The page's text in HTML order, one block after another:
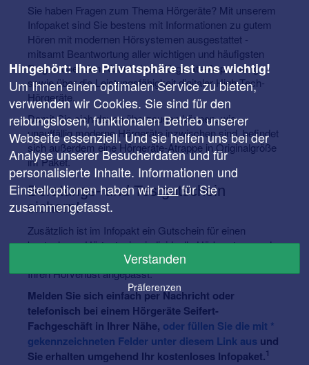
Sie haben Fragen zum Thema Hörgeräte? Mit unserem
Infopaket sind Sie bestens mit Informationen zu gutem
Hören mit modernen Hörsystemen ausgestattet -
mitsamt Beantwortung aller wichtigen und häufigsten
Fragen über den Ablauf einer Hörgeräte-Anpassung
sowie über die Leistungsfähigkeit digitaler High-Tech-
Hörgeräte.
Damit Sie sich davon überzeugen können, wie
unauffällig moderne Hörgeräte inzwischen sind, befindet
sich außerdem eine Hörgeräte-Atrappe in Originalgröße
im Paket.
Beratungs- und Testgutschein
sichern!
Zusätzlich ist im Infopakt ein Gutschein für einen
kostenlosen Hörtest, eine individuelle Hörberatung und
ein unverbindliches Probetragen enthalten - speziell auf
Ihren Hörverlust angepasst.
Melden Sie sich einfach per Nachricht oder
telefonisch bei einem Hörgeräte Seifert-
Fachgeschäft in Ihrer Nähe, oder füllen Sie die mit *
gekennzeichneten Felder unter diesem Link aus und
Sie erhalten umgehend Ihr kostenloses Infopaket.1
Hingehört: Ihre Privatsphäre ist uns wichtig!
Um Ihnen einen optimalen Service zu bieten,
verwenden wir Cookies. Sie sind für den
reibungslosen, funktionalen Betrieb unserer
Webseite essenziell. Und sie helfen uns bei der
Analyse unserer Besucherdaten und für
personalisierte Inhalte. Informationen und
Einstelloptionen haben wirhierfür Sie
zusammengefasst.
Verstanden
Präferenzen